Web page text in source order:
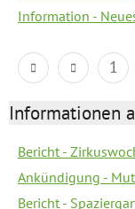
Information -
1
Informationen
Bericht -
Ankündigung -
Bericht -